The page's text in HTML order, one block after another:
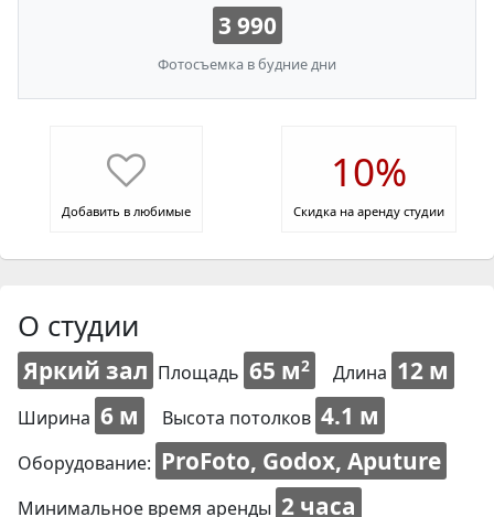
3 990
Фотосъемка в будние дни
Добавить в любимые
10%
Скидка на аренду студии
О студии
Яркий зал Площадь 65 м2 Длина 12 м
Ширина 6 м Высота потолков 4.1 м
Оборудование: ProFoto, Godox, Aputure
Минимальное время аренды 2 часа